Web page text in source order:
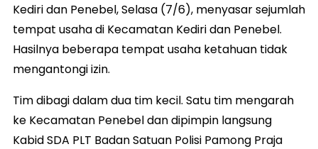
Kediri dan Penebel, Selasa (7/6), menyasar sejumlah
tempat usaha di Kecamatan Kediri dan Penebel.
Hasilnya beberapa tempat usaha ketahuan tidak
mengantongi izin.
Tim dibagi dalam dua tim kecil. Satu tim mengarah
ke Kecamatan Penebel dan dipimpin langsung
Kabid SDA PLT Badan Satuan Polisi Pamong Praja